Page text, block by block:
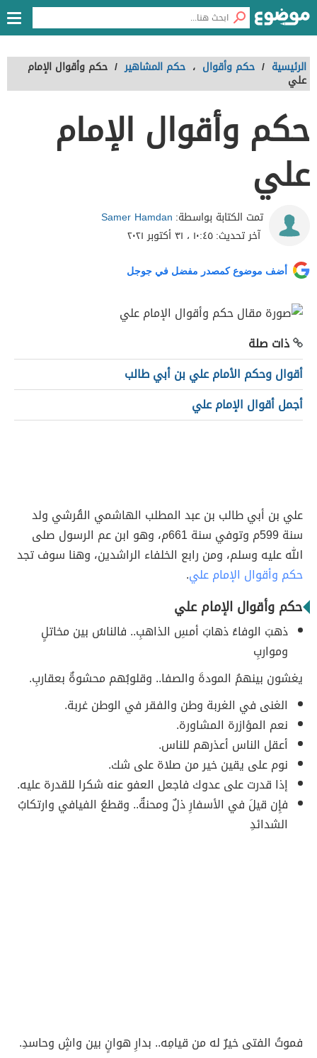
الرئيسية / حكم وأقوال ، حكم المشاهير / حكم وأقوال الإمام
علي
حكم وأقوال الإمام
علي
تمت الكتابة بواسطة: Samer Hamdan
آخر تحديث:١٠:٤٥ ، ٣١ أكتوبر ٢٠٢١
أضف موضوع كمصدر مفضل في جوجل
ذات صلة
أقوال وحكم الأمام علي بن أبي طالب
أجمل أقوال الإمام علي
علي بن أبي طالب بن عبد المطلب الهاشمي القُرشي ولد
سنة 599م وتوفي سنة 661م، وهو ابن عم الرسول صلى
الله عليه وسلم، ومن رابع الخلفاء الراشدين، وهنا سوف تجد
حكم وأقوال الإمام علي.
حكم وأقوال الإمام علي
ذهبَ الوفاءُ ذهابَ أمسِ الذاهبِ.. فالناسُ بين مخاتلٍ
ومواربِ
يغشون بينهمُ المودةَ والصفا.. وقلوبُهم محشوةٌ بعقاربِ.
الغنى في الغربة وطن والفقر في الوطن غربة.
نعم المؤازرة المشاورة.
أعقل الناس أعذرهم للناس.
نوم على يقين خير من صلاة على شك.
إذا قدرت على عدوك فاجعل العفو عنه شكرا للقدرة عليه.
فإِن قيلَ في الأسفارِ ذلٌ ومحنةٌ.. وقطعُ الفيافي وارتكابُ
الشدائدِ
فموتُ الفتى خيرٌ له من قيامِه.. بدارِ هوانٍ بين واشٍ وحاسدِ.